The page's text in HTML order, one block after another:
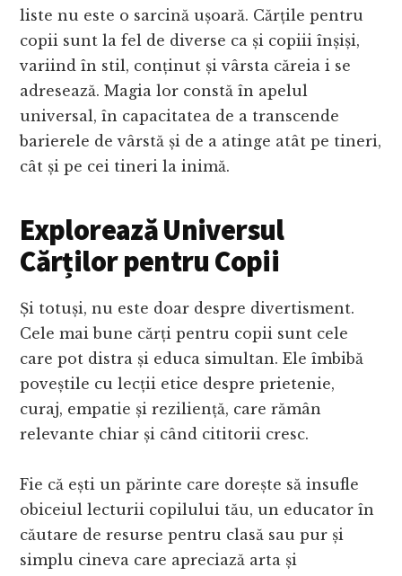
liste nu este o sarcină ușoară. Cărțile pentru
copii sunt la fel de diverse ca și copiii înșiși,
variind în stil, conținut și vârsta căreia i se
adresează. Magia lor constă în apelul
universal, în capacitatea de a transcende
barierele de vârstă și de a atinge atât pe tineri,
cât și pe cei tineri la inimă.
Explorează Universul
Cărților pentru Copii
Și totuși, nu este doar despre divertisment.
Cele mai bune cărți pentru copii sunt cele
care pot distra și educa simultan. Ele îmbibă
poveștile cu lecții etice despre prietenie,
curaj, empatie și reziliență, care rămân
relevante chiar și când cititorii cresc.
Fie că ești un părinte care dorește să insufle
obiceiul lecturii copilului tău, un educator în
căutare de resurse pentru clasă sau pur și
simplu cineva care apreciază arta și